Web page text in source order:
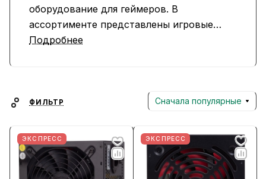
оборудование для геймеров. В
ассортименте представлены игровые
мыши, клавиатуры, наушники и другие
доступность, стильный дизайн и
сессий.
Подробнее
ФИЛЬТР Сначала популярные
ЭКСПРЕСС ЭКСПРЕСС